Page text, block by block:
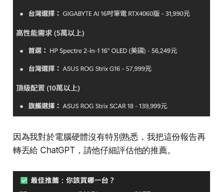
因為我對於電腦硬體沒有特別熟悉，我把這份報告再
轉丟給 ChatGPT，請他仔細評估他的推薦。